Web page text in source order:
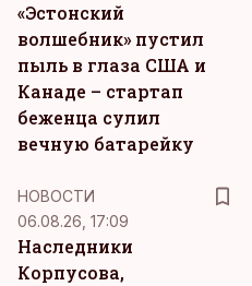
«Эстонский
волшебник» пустил
пыль в глаза США и
Канаде – стартап
беженца сулил
вечную батарейку
НОВОСТИ
06.08.26, 17:09
Наследники
Корпусова,